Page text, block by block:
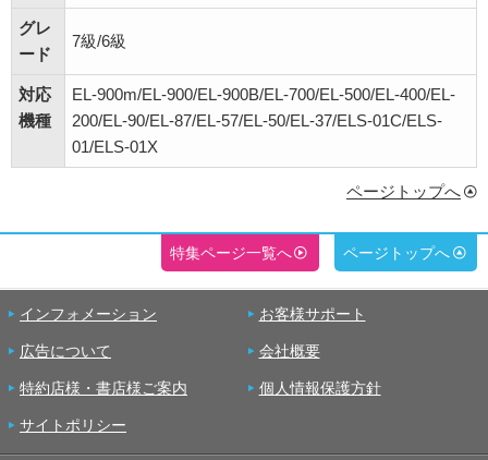
グレ
ード
7級/6級
対応
機種
EL-900m/EL-900/EL-900B/EL-700/EL-500/EL-400/EL-
200/EL-90/EL-87/EL-57/EL-50/EL-37/ELS-01C/ELS-
01/ELS-01X
ページトップへ
特集ページ一覧へ ページトップへ
インフォメーション お客様サポート
広告について 会社概要
特約店様・書店様ご案内 個人情報保護方針
サイトポリシー